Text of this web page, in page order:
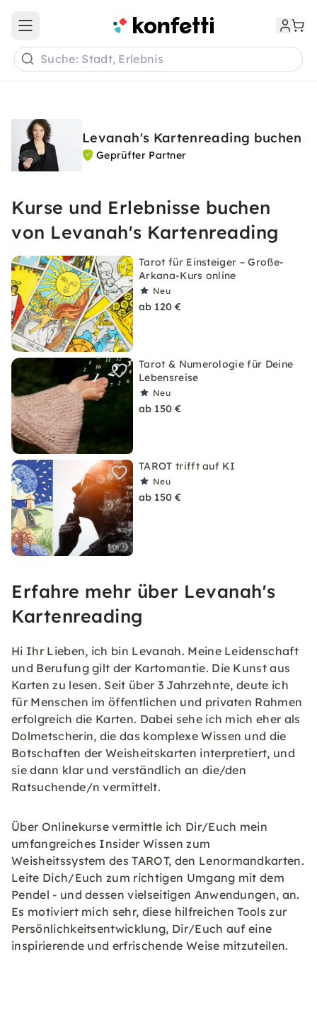
Open main menu
Suche: Stadt, Erlebnis
Levanah's Kartenreading buchen
Geprüfter Partner
Kurse und Erlebnisse buchen
von Levanah's Kartenreading
Tarot für Einsteiger – Große-
Arkana-Kurs online
Neu
ab 120 €
Tarot & Numerologie für Deine
Lebensreise
Neu
ab 150 €
TAROT trifft auf KI
Neu
ab 150 €
Erfahre mehr über Levanah's
Kartenreading
Hi Ihr Lieben, ich bin Levanah. Meine Leidenschaft
und Berufung gilt der Kartomantie. Die Kunst aus
Karten zu lesen. Seit über 3 Jahrzehnte, deute ich
für Menschen im öffentlichen und privaten Rahmen
erfolgreich die Karten. Dabei sehe ich mich eher als
Dolmetscherin, die das komplexe Wissen und die
Botschaften der Weisheitskarten interpretiert, und
sie dann klar und verständlich an die/den
Ratsuchende/n vermittelt.
Über Onlinekurse vermittle ich Dir/Euch mein
umfangreiches Insider Wissen zum
Weisheitssystem des TAROT, den Lenormandkarten.
Leite Dich/Euch zum richtigen Umgang mit dem
Pendel - und dessen vielseitigen Anwendungen, an.
Es motiviert mich sehr, diese hilfreichen Tools zur
Persönlichkeitsentwicklung, Dir/Euch auf eine
inspirierende und erfrischende Weise mitzuteilen.